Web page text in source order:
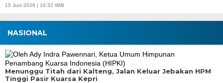
15 Juni 2026 | 10:32 WIB
NASIONAL
Menunggu Titah dari Kalteng, Jalan Keluar Jebakan HPM
Tinggi Pasir Kuarsa Kepri